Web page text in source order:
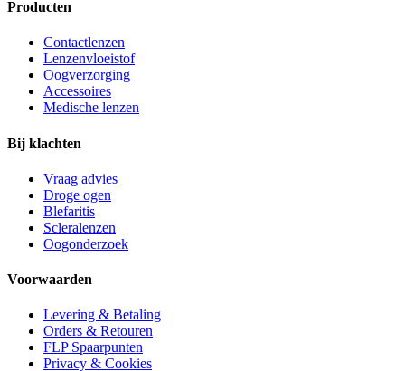
Producten
Contactlenzen
Lenzenvloeistof
Oogverzorging
Accessoires
Medische lenzen
Bij klachten
Vraag advies
Droge ogen
Blefaritis
Scleralenzen
Oogonderzoek
Voorwaarden
Levering & Betaling
Orders & Retouren
FLP Spaarpunten
Privacy & Cookies